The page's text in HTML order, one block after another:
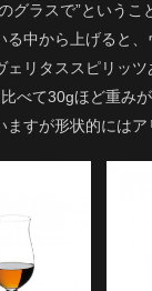
グラスで”という
る中から上げると
ェリタススピリッ
べて30gほど重み
すが形状的にはア